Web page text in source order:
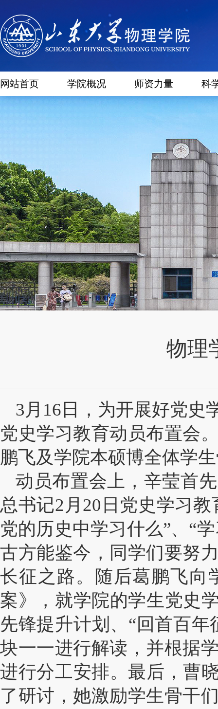
网站首页 学院概况 师资力量 科
物理
3月 16 日，为开展好党史
党史学习教育动员布置会
鹏飞及学院本硕博全体学
动员布置会上，辛莹首
总书记2 月 20 日党史学习
党的历史中学习什么”、“
古方能鉴今，同学们要努
长征之路。随后葛鹏飞向
案》，就学院的学生党史
先锋提升计划、“回首百
块一一进行解读，并根据
进行分工安排。最后，曹
了研讨，她激励学生骨干